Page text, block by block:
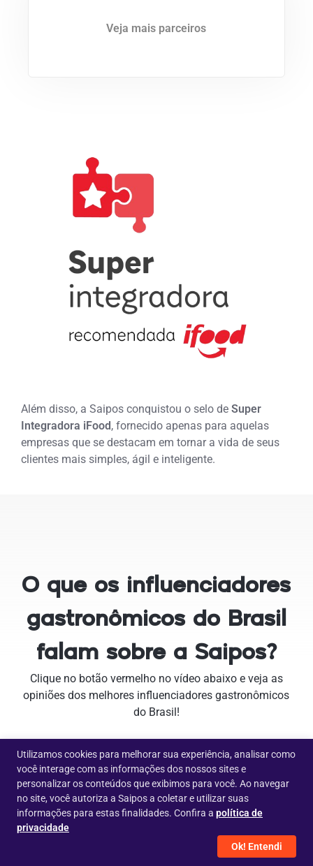
Veja mais parceiros
Além disso, a Saipos conquistou o selo deSuper
Integradora iFood, fornecido apenas para aquelas
empresas que se destacam em tornar a vida de seus
clientes mais simples, ágil e inteligente.
O que os influenciadores
gastronômicos do Brasil
falam sobre a Saipos?
Clique no botão vermelho no vídeo abaixo e veja as
opiniões dos melhores influenciadores gastronômicos
do Brasil!
Utilizamos cookies para melhorar sua experiência, analisar como
você interage com as informações dos nossos sites e
personalizar os conteúdos que exibimos para você. Ao navegar
no site, você autoriza a Saipos a coletar e utilizar suas
informações para estas finalidades. Confira a política de
privacidade
Ok! Entendi